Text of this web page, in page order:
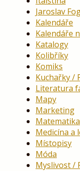
Jaroslav
Kalendáře
Kalendáře
Katalogy
Kolibříky
Komiks
Kuchařky /
Literatura
Mapy
Marketing
Matematika
Medicína a
Místopisy
Móda
Myslivost /